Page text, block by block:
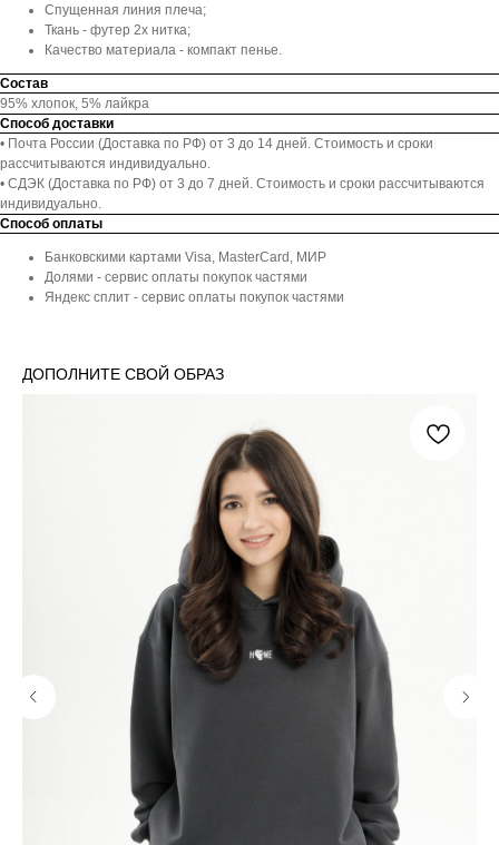
Спущенная линия плеча;
Ткань - футер 2х нитка;
Качество материала - компакт пенье.
Состав
95% хлопок, 5% лайкра
Способ доставки
• Почта России (Доставка по РФ) от 3 до 14 дней. Стоимость и сроки
рассчитываются индивидуально.
• СДЭК (Доставка по РФ) от 3 до 7 дней. Стоимость и сроки рассчитываются
индивидуально.
Способ оплаты
Банковскими картами Visa, MasterCard, МИР
Долями - сервис оплаты покупок частями
Яндекс сплит - сервис оплаты покупок частями
ДОПОЛНИТЕ СВОЙ ОБРАЗ